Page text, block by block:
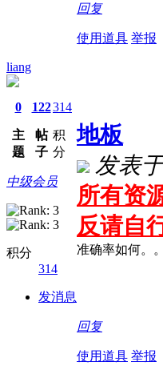
回复
使用道具 举报
liang
0
主
题
122
帖
子
314
积
分
中级会员
积分
314
发消息
地板
发表
所有资
反请自
准确率如何。
回复
使用道具 举报